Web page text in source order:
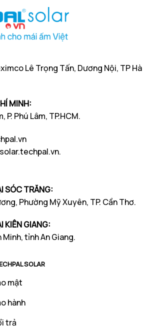
Lê Trọng Tấn, Dương Nội, TP Hà
MINH:
P. Phú Lâm, TP.HCM.
SÓC TRĂNG:
Phường Mỹ Xuyên, TP. Cần Thơ.
KIÊN GIANG:
Minh, tỉnh An Giang.
SOLAR
mật
hành
trả